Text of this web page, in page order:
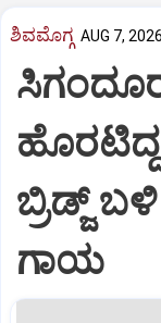
ಶಿವಮೊಗ್ಗ AUG 7,
ಬ್ರಿಡ್ಜ್
ಗಾಯ